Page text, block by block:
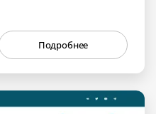
Подробнее